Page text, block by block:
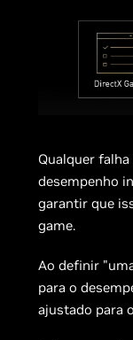
Qualquer
desempenho
garantir que
game.
Ao definir
para o
ajustado para